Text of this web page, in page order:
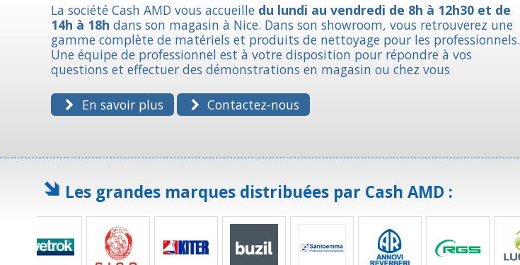
La société Cash AMD vous accueille du lundi au vendredi de 8h à 12h30 et de
14h à 18h dans son magasin à Nice. Dans son showroom, vous retrouverez une
gamme complète de matériels et produits de nettoyage pour les professionnels.
Une équipe de professionnel est à votre disposition pour répondre à vos
questions et effectuer des démonstrations en magasin ou chez vous
En savoir plus Contactez-nous
Les grandes marques distribuées par Cash AMD :